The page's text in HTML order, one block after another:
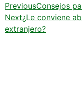
PreviousConsejos
Next¿Le conviene
extranjero?